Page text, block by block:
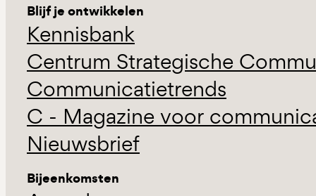
Blijf je ontwikkelen
Kennisbank
Centrum Strategische
Communicatietrends
C - Magazine voor
Nieuwsbrief
Bijeenkomsten